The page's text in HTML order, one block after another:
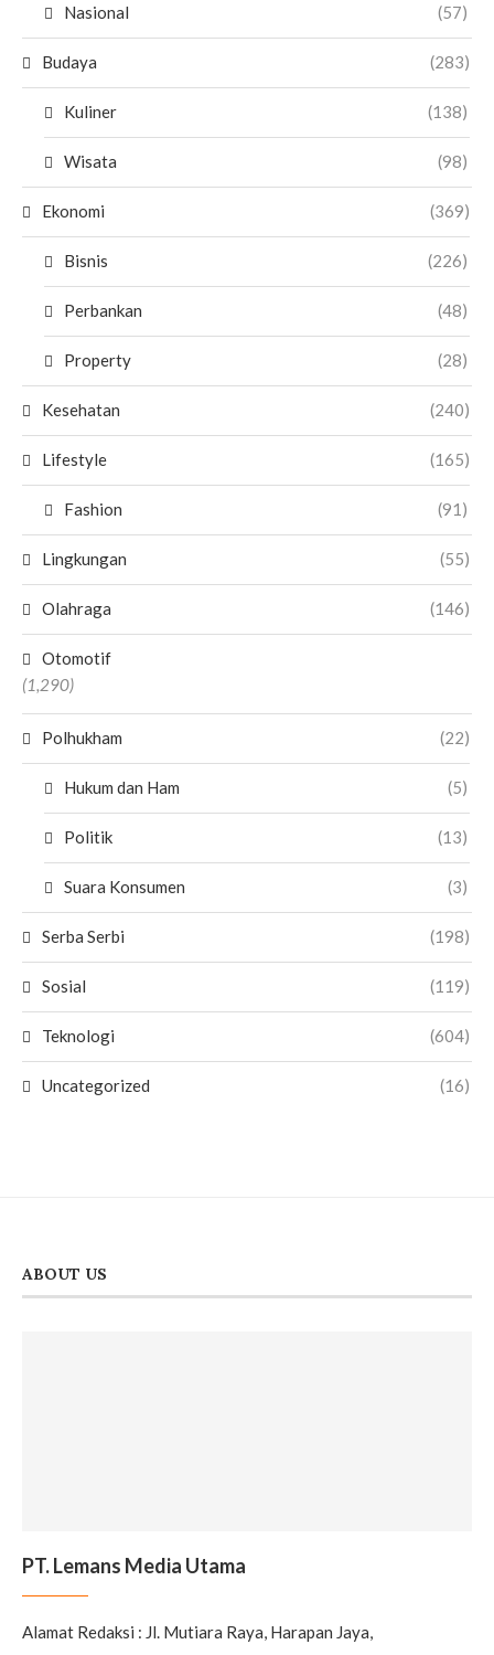
Nasional (57)
Budaya (283)
Kuliner (138)
Wisata (98)
Ekonomi (369)
Bisnis (226)
Perbankan (48)
Property (28)
Kesehatan (240)
Lifestyle (165)
Fashion (91)
Lingkungan (55)
Olahraga (146)
Otomotif
(1,290)
Polhukham (22)
Hukum dan Ham (5)
Politik (13)
Suara Konsumen (3)
Serba Serbi (198)
Sosial (119)
Teknologi (604)
Uncategorized (16)
ABOUT US
PT. Lemans Media Utama
Alamat Redaksi : Jl. Mutiara Raya, Harapan Jaya,